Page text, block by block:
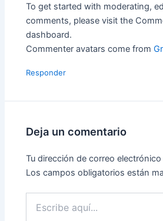
To get started with moderating,
comments, please visit the
dashboard.
Commenter avatars come from
Responder
Deja un comentario
Tu dirección de correo
Los campos obligatorios están
aquí...